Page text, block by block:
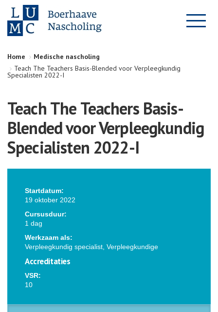
Home
Medische nascholing
Teach The Teachers Basis-Blended voor Verpleegkundig
Specialisten 2022-I
Teach The Teachers Basis-
Blended voor Verpleegkundig
Specialisten 2022-I
Startdatum:
19 oktober 2022
Cursusduur:
1 dag
Werkzaam als:
Verpleegkundig specialist, Verpleegkundige
Accreditaties
VSR:
10